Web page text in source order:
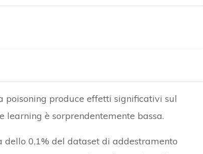
produce effetti significativi sul
è sorprendentemente bassa.
0,1% del dataset di addestramento